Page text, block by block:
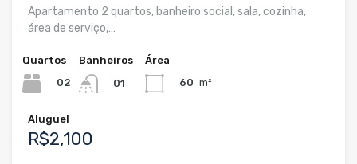
Apartamento 2 quartos, banheiro social, sala, cozinha,
área de serviço,…
Quartos
02
Banheiros
01
Área
60 m²
Aluguel
R$2,100